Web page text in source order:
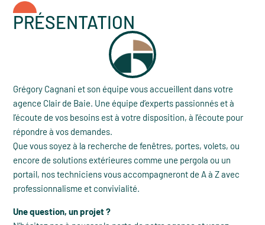
PRÉSENTATION
Grégory Cagnani et son équipe vous accueillent dans votre
agence Clair de Baie. Une équipe d’experts passionnés et à
l’écoute de vos besoins est à votre disposition, à l’écoute pour
répondre à vos demandes.
Que vous soyez à la recherche de fenêtres, portes, volets, ou
encore de solutions extérieures comme une pergola ou un
portail, nos techniciens vous accompagneront de A à Z avec
professionnalisme et convivialité.
Une question, un projet ?